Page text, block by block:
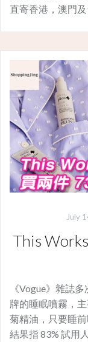
直寄香港，澳門及
July
This
《Vogue》雜誌
牌的睡眠噴霧，
菊精油，只要睡
結果指 83% 試用